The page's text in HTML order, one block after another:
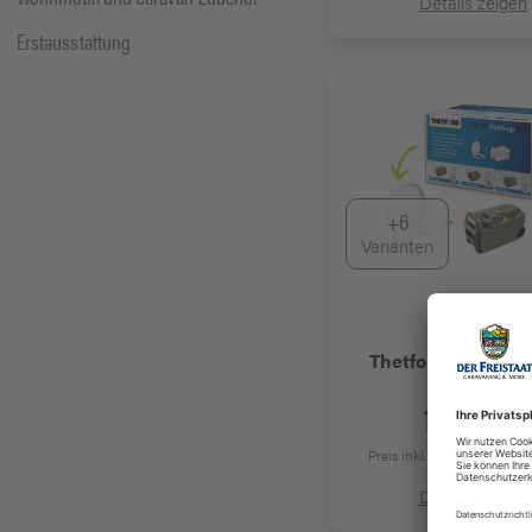
Erstausstattung
+6
Varianten
Thetford
Toilet
Set C 200
195,95 €
Preis inkl. 19% MwSt.zzgl.
Details zeigen